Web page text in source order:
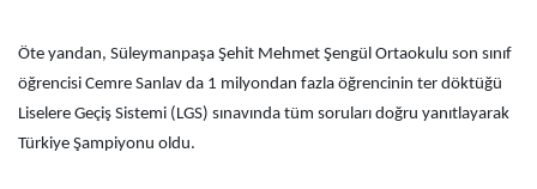
Öte yandan, Süleymanpaşa Şehit Mehmet Şengül Ortaokulu son sınıf
öğrencisi Cemre Sanlav da 1 milyondan fazla öğrencinin ter döktüğü
Liselere Geçiş Sistemi (LGS) sınavında tüm soruları doğru yanıtlayarak
Türkiye Şampiyonu oldu.